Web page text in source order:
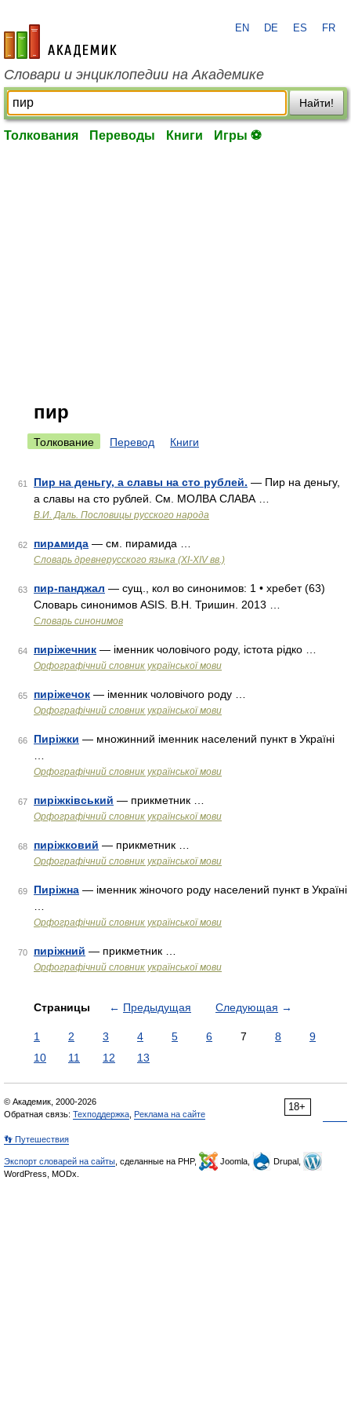
academic.ru
EN DE ES FR
Словари и энциклопедии на Академике
Найти!
Толкования Переводы Книги Игры ⚽
пир
Толкование Перевод Книги
61 Пир на деньгу, а славы на сто рублей. — Пир на деньгу,
а славы на сто рублей. См. МОЛВА СЛАВА …
В.И. Даль. Пословицы русского народа
62 пирѧмида — см. пирамида …
Словарь древнерусского языка (XI-XIV вв.)
63 пир-панджал — сущ., кол во синонимов: 1 • хребет (63)
Словарь синонимов ASIS. В.Н. Тришин. 2013 …
Словарь синонимов
64 пиріжечник — іменник чоловічого роду, істота рідко …
Орфографічний словник української мови
65 пиріжечок — іменник чоловічого роду …
Орфографічний словник української мови
66 Пиріжки — множинний іменник населений пункт в Україні
Орфографічний словник української мови
67 пиріжківський — прикметник …
Орфографічний словник української мови
68 пиріжковий — прикметник …
Орфографічний словник української мови
69 Пиріжна — іменник жіночого роду населений пункт в Україні
Орфографічний словник української мови
70 пиріжний — прикметник …
Орфографічний словник української мови
Страницы ← Предыдущая Следующая →
1 2 3 4 5 6 7 8
9
10
11 12 13
18+
© Академик, 2000-2026
Обратная связь: Техподдержка Реклама на сайте
👣 Путешествия
Экспорт словарей на сайты , сделанные на PHP, Joomla,
Drupal,
WordPress, MODx.